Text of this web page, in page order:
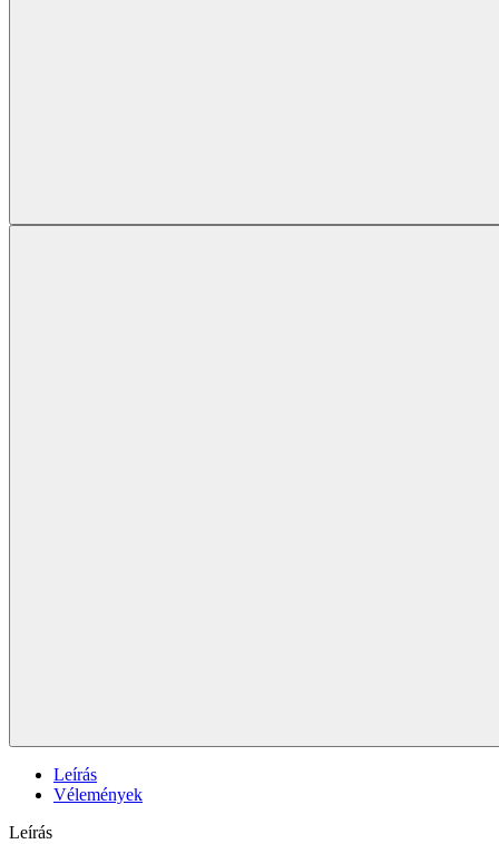
Leírás
Vélemények
Leírás